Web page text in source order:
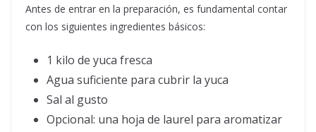
Antes de entrar en la preparación, es fundamental contar
con los siguientes ingredientes básicos:
1 kilo de yuca fresca
Agua suficiente para cubrir la yuca
Sal al gusto
Opcional: una hoja de laurel para aromatizar